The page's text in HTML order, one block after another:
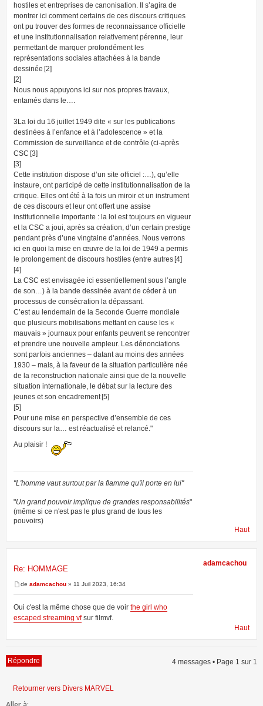
hostiles et entreprises de canonisation. Il s’agira de
montrer ici comment certains de ces discours critiques
ont pu trouver des formes de reconnaissance officielle
et une institutionnalisation relativement pérenne, leur
permettant de marquer profondément les
représentations sociales attachées à la bande
dessinée [2]
[2]
Nous nous appuyons ici sur nos propres travaux,
entamés dans le….
3La loi du 16 juillet 1949 dite « sur les publications
destinées à l’enfance et à l’adolescence » et la
Commission de surveillance et de contrôle (ci-après
CSC [3]
[3]
Cette institution dispose d’un site officiel :…), qu’elle
instaure, ont participé de cette institutionnalisation de la
critique. Elles ont été à la fois un miroir et un instrument
de ces discours et leur ont offert une assise
institutionnelle importante : la loi est toujours en vigueur
et la CSC a joui, après sa création, d’un certain prestige
pendant près d’une vingtaine d’années. Nous verrons
ici en quoi la mise en œuvre de la loi de 1949 a permis
le prolongement de discours hostiles (entre autres [4]
[4]
La CSC est envisagée ici essentiellement sous l’angle
de son…) à la bande dessinée avant de céder à un
processus de consécration la dépassant.
C’est au lendemain de la Seconde Guerre mondiale
que plusieurs mobilisations mettant en cause les «
mauvais » journaux pour enfants peuvent se rencontrer
et prendre une nouvelle ampleur. Les dénonciations
sont parfois anciennes – datant au moins des années
1930 – mais, à la faveur de la situation particulière née
de la reconstruction nationale ainsi que de la nouvelle
situation internationale, le débat sur la lecture des
jeunes et son encadrement [5]
[5]
Pour une mise en perspective d’ensemble de ces
discours sur la… est réactualisé et relancé."
Au plaisir !
"L'homme vaut surtout par la flamme qu'il porte en lui"
"Un grand pouvoir implique de grandes responsabilités"
(même si ce n'est pas le plus grand de tous les
pouvoirs)
Haut
Re: HOMMAGE
de adamcachou » 11 Juil 2023, 16:34
Oui c'est la même chose que de voir the girl who
escaped streaming vfsur filmvf.
adamcachou
Haut
Répondre 4 messages • Page 1 sur 1
Retourner vers Divers MARVEL